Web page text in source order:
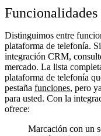
Funcionalidades
Distinguimos entre
plataforma de telefonía.
integración CRM,
mercado. La lista
plataforma de telefonía
pestaña funciones, pero
para usted. Con la
ofrece:
Marcación con un